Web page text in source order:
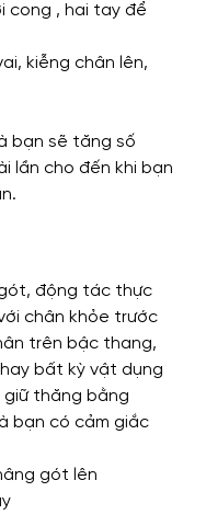
cong , hai tay để
kiễng chân lên,
bạn sẽ tăng số
lần cho đến khi bạn
động tác thực
chân khỏe trước
trên bậc thang,
bất kỳ vật dụng
giữ thăng bằng
bạn có cảm giắc
gót lên